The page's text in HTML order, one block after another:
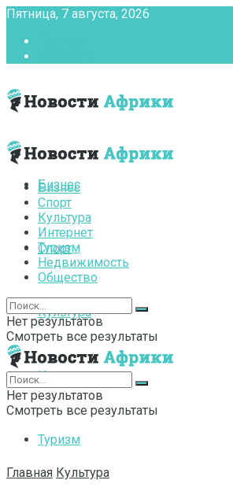
Пятница, 7 августа, 2026
Бизнес
Спорт
Культура
Интернет
Туризм
Бизнес
Спорт
Культура
Интернет
Туризм
Недвижимость
Общество
Нет результатов
Смотреть все результаты
Нет результатов
Смотреть все результаты
Главная Культура